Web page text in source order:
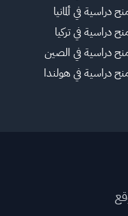
دراسية في ألمانيا
دراسية في تركيا
دراسية في الصين
دراسية في هولندا